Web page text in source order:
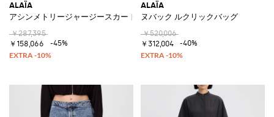
ALAÏA
アシンメトリージャージースカート
￥287,395
￥158,066
-45%
ALAÏA
ヌバック ルクリックバッグ
￥520,006
￥312,004
-40%